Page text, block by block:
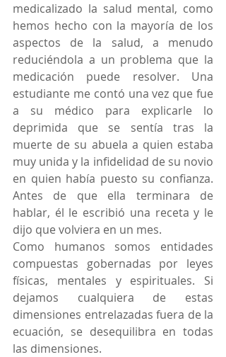
medicalizado la salud mental, como
hemos hecho con la mayoría de los
aspectos de la salud, a menudo
reduciéndola a un problema que la
medicación puede resolver. Una
estudiante me contó una vez que fue
a su médico para explicarle lo
deprimida que se sentía tras la
muerte de su abuela a quien estaba
muy unida y la infidelidad de su novio
en quien había puesto su confianza.
Antes de que ella terminara de
hablar, él le escribió una receta y le
dijo que volviera en un mes.
Como humanos somos entidades
compuestas gobernadas por leyes
físicas, mentales y espirituales. Si
dejamos cualquiera de estas
dimensiones entrelazadas fuera de la
ecuación, se desequilibra en todas
las dimensiones.